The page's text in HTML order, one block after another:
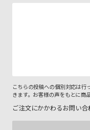
こちらの投稿への個別対応は行
きます。お客様の声をもとに商
ご注文にかかわるお問い合